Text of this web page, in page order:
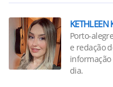
KETHLEEN
Porto-
e redação
dia.